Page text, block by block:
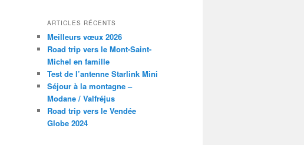
ARTICLES RÉCENTS
Meilleurs vœux 2026
Road trip vers le Mont-Saint-
Michel en famille
Test de l’antenne Starlink Mini
Séjour à la montagne –
Modane / Valfréjus
Road trip vers le Vendée
Globe 2024